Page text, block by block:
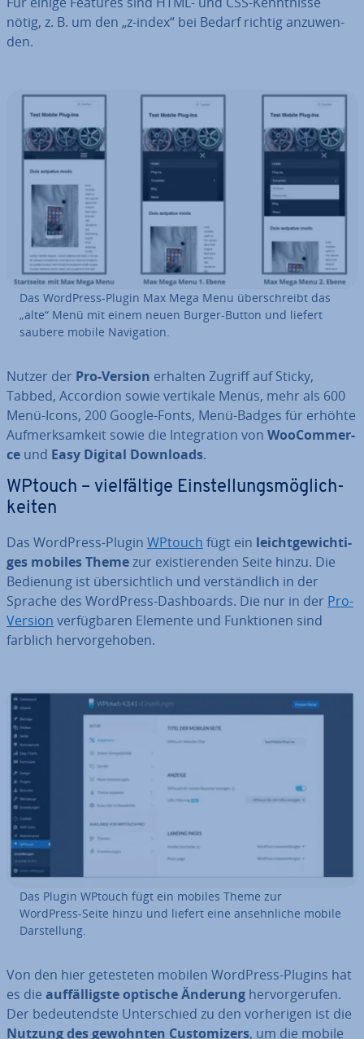
nötig, z. B. um den „z-index“ bei Bedarf richtig an­zu­wen­
den.
Das WordPress-Plugin Max Mega Menu über­schreibt das
„alte“ Menü mit einem neuen Burger-Button und liefert
saubere mobile Na­vi­ga­ti­on.
Nutzer der Pro-Version erhalten Zugriff auf Sticky,
Tabbed, Accordion sowie vertikale Menüs, mehr als 600
Menü-Icons, 200 Google-Fonts, Menü-Badges für erhöhte
Auf­merk­sam­keit sowie die In­te­gra­ti­on von Woo­Com­mer­
ce und Easy Digital Downloads.
WPtouch – viel­fäl­ti­ge Ein­stel­lungs­mög­lich­
kei­ten
Das WordPress-Plugin WPtouch fügt ein leicht­ge­wich­ti­
ges mobiles Themezur exis­tie­ren­den Seite hinzu. Die
Bedienung ist über­sicht­lich und ver­ständ­lich in der
Sprache des WordPress-Da­sh­boards. Die nur in der Pro-
Version ver­füg­ba­ren Elemente und Funk­tio­nen sind
farblich her­vor­ge­ho­ben.
Das Plugin WPtouch fügt ein mobiles Theme zur
WordPress-Seite hinzu und liefert eine an­sehn­li­che mobile
Dar­stel­lung.
Von den hier ge­tes­te­ten mobilen WordPress-Plugins hat
es die auf­fäl­ligs­te optische Änderung her­vor­ge­ru­fen.
Der be­deu­tends­te Un­ter­schied zu den vor­he­ri­gen ist die
Nutzung desgewohnten Cus­to­mi­zers, um die mobile